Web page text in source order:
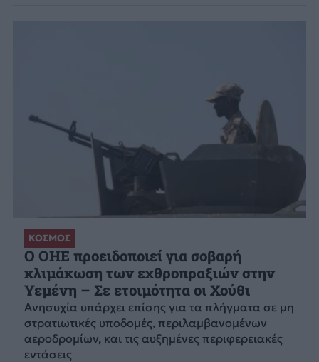
ΚΟΣΜΟΣ
Ο ΟΗΕ προειδοποιεί για σοβαρή
κλιμάκωση των εχθροπραξιών στην
Υεμένη – Σε ετοιμότητα οι Χούθι
Ανησυχία υπάρχει επίσης για τα πλήγματα σε μη
στρατιωτικές υποδομές, περιλαμβανομένων
αεροδρομίων, και τις αυξημένες περιφερειακές
εντάσεις